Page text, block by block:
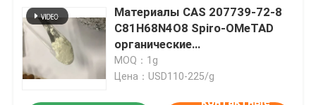
Материалы CAS 207739-72-8
C81H68N4O8 Spiro-OMeTAD
органические
фотовольтайческие
MOQ：1g
Цена：USD110-225/g
контактные